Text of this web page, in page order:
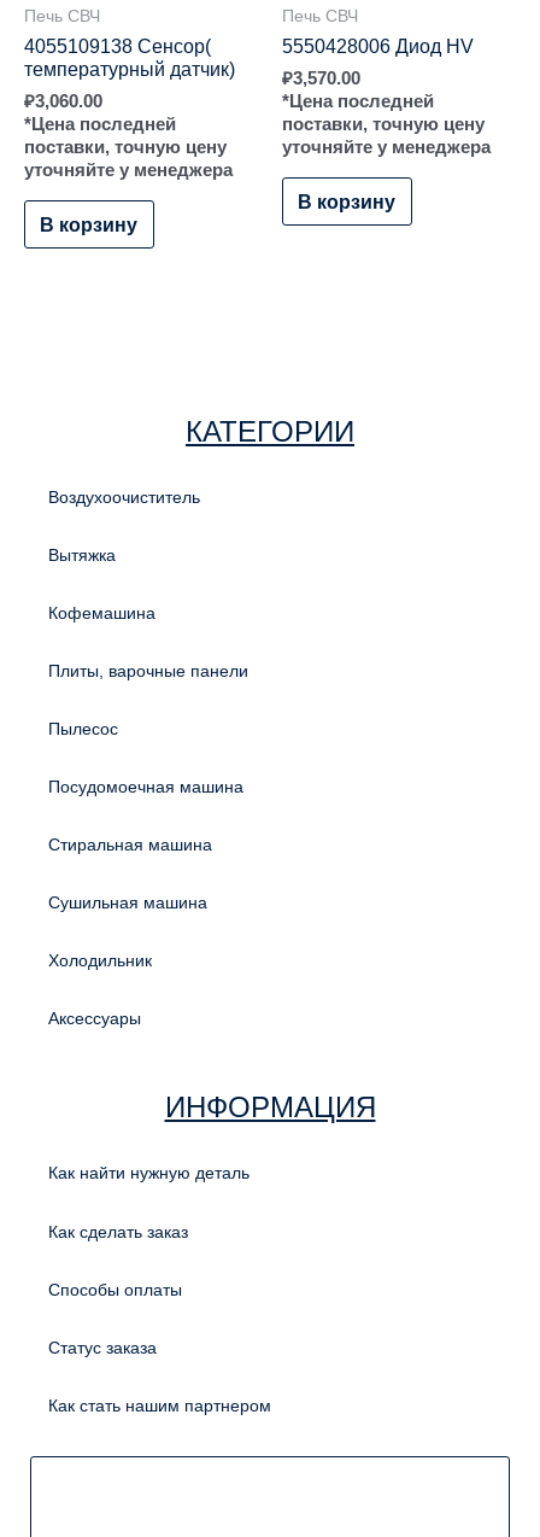
Печь СВЧ
4055109138 Сенсор(
температурный датчик)
₽3,060.00
*Цена последней
поставки, точную цену
уточняйте у менеджера
В корзину
Печь СВЧ
5550428006 Диод HV
₽3,570.00
*Цена последней
поставки, точную цену
уточняйте у менеджера
В корзину
КАТЕГОРИИ
Воздухоочиститель
Вытяжка
Кофемашина
Плиты, варочные панели
Пылесос
Посудомоечная машина
Стиральная машина
Сушильная машина
Холодильник
Аксессуары
ИНФОРМАЦИЯ
Как найти нужную деталь
Как сделать заказ
Способы оплаты
Статус заказа
Как стать нашим партнером